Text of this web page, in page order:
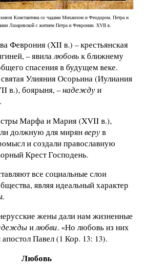
Константина со чадами Михаилом и Феодором, Петра и
Лазаревской с житием Петра и Февронии. XVII в.
Феврония (XII в.) – крестьянская
– явилалюбовьк ближнему
спасения в будущем веке.
Улияния Осорьина (Иулиания
в.), боярыня, –надеждуи
Марфа и Мария (XVII в.),
должную для мирянверув
и создали православную
Крест Господень.
все социальные слои
являя идеальный характер
жены дали нам жизненные
илюбви. «Но любовь из них
Павел (1 Кор. 13: 13).
Любовь